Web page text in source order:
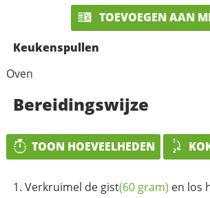
TOEVOEGEN AAN
Keukenspullen
Oven
Bereidingswijze
TOON HOEVEELHEDEN
Verkruimel de gist(60 gram) en los